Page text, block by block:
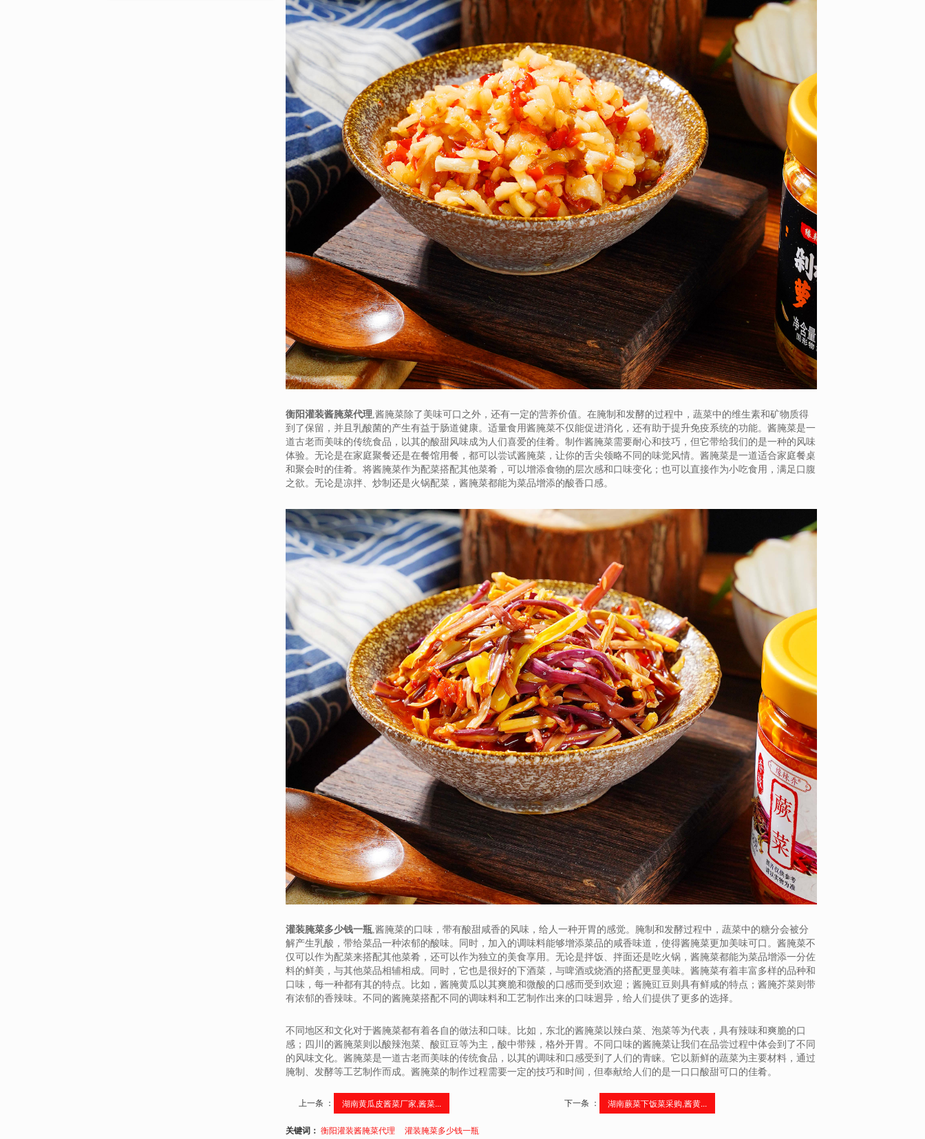
衡阳灌装酱腌菜代理,酱腌菜除了美味可口之外，还有一定的营养价值。在腌制和发酵的过程中，蔬菜中的维生素和矿物质得
到了保留，并且乳酸菌的产生有益于肠道健康。适量食用酱腌菜不仅能促进消化，还有助于提升免疫系统的功能。酱腌菜是一
道古老而美味的传统食品，以其的酸甜风味成为人们喜爱的佳肴。制作酱腌菜需要耐心和技巧，但它带给我们的是一种的风味
体验。无论是在家庭聚餐还是在餐馆用餐，都可以尝试酱腌菜，让你的舌尖领略不同的味觉风情。酱腌菜是一道适合家庭餐桌
和聚会时的佳肴。将酱腌菜作为配菜搭配其他菜肴，可以增添食物的层次感和口味变化；也可以直接作为小吃食用，满足口腹
之欲。无论是凉拌、炒制还是火锅配菜，酱腌菜都能为菜品增添的酸香口感。
灌装腌菜多少钱一瓶,酱腌菜的口味，带有酸甜咸香的风味，给人一种开胃的感觉。腌制和发酵过程中，蔬菜中的糖分会被分
解产生乳酸，带给菜品一种浓郁的酸味。同时，加入的调味料能够增添菜品的咸香味道，使得酱腌菜更加美味可口。酱腌菜不
仅可以作为配菜来搭配其他菜肴，还可以作为独立的美食享用。无论是拌饭、拌面还是吃火锅，酱腌菜都能为菜品增添一分佐
料的鲜美，与其他菜品相辅相成。同时，它也是很好的下酒菜，与啤酒或烧酒的搭配更显美味。酱腌菜有着丰富多样的品种和
口味，每一种都有其的特点。比如，酱腌黄瓜以其爽脆和微酸的口感而受到欢迎；酱腌豇豆则具有鲜咸的特点；酱腌芥菜则带
有浓郁的香辣味。不同的酱腌菜搭配不同的调味料和工艺制作出来的口味迥异，给人们提供了更多的选择。
不同地区和文化对于酱腌菜都有着各自的做法和口味。比如，东北的酱腌菜以辣白菜、泡菜等为代表，具有辣味和爽脆的口
感；四川的酱腌菜则以酸辣泡菜、酸豇豆等为主，酸中带辣，格外开胃。不同口味的酱腌菜让我们在品尝过程中体会到了不同
的风味文化。酱腌菜是一道古老而美味的传统食品，以其的调味和口感受到了人们的青睐。它以新鲜的蔬菜为主要材料，通过
腌制、发酵等工艺制作而成。酱腌菜的制作过程需要一定的技巧和时间，但奉献给人们的是一口口酸甜可口的佳肴。
上一条 ： 湖南黄瓜皮酱菜厂家,酱菜... 下一条 ： 湖南蕨菜下饭菜采购,酱黄...
关键词： 衡阳灌装酱腌菜代理 灌装腌菜多少钱一瓶